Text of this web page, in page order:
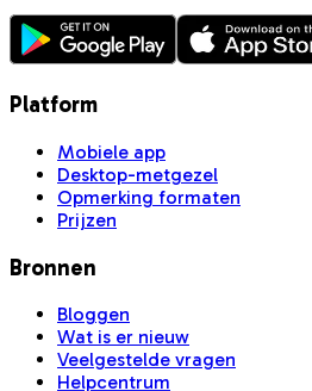
Platform
Mobiele app
Desktop-metgezel
Opmerking formaten
Prijzen
Bronnen
Bloggen
Wat is er nieuw
Veelgestelde vragen
Helpcentrum